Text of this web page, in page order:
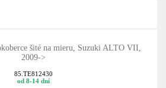
šité na mieru, Suzuki ALTO VII,
2009->
85.TE812430
od 8-14 dní